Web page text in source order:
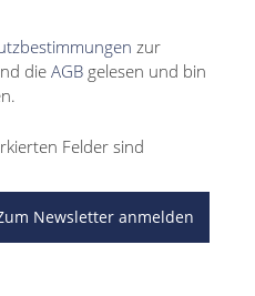
zur
die AGB gelesen und bin
Felder sind
Newsletter anmelden